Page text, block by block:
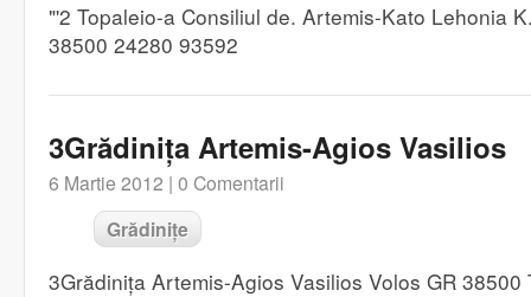
"'2 Topaleio-a Consiliul de. Artemis-Kato Lehonia
38500 24280 93592
3Grădinița Artemis-Agios Vasilios
6 Martie 2012 | 0 Comentarii
Grădinițe
3Grădinița Artemis-Agios Vasilios Volos GR 38500